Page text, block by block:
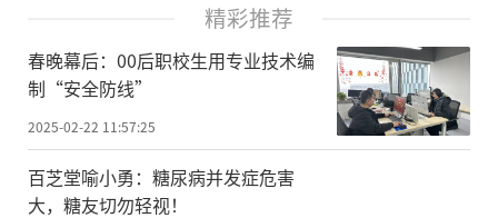
精彩推荐
春晚幕后：00后职校生用专业技术编
制“安全防线”
2025-02-22 11:57:25
百芝堂喻小勇：糖尿病并发症危害
大，糖友切勿轻视！